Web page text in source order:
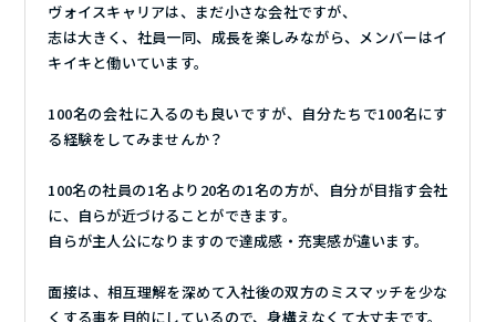
ヴォイスキャリアは、まだ小さな会社ですが、
志は大きく、社員一同、成長を楽しみながら、メンバーはイ
キイキと働いています。
100名の会社に入るのも良いですが、自分たちで100名にす
る経験をしてみませんか？
100名の社員の1名より20名の1名の方が、自分が目指す会社
に、自らが近づけることができます。
自らが主人公になりますので達成感・充実感が違います。
面接は、相互理解を深めて入社後の双方のミスマッチを少な
くする事を目的にしているので、身構えなくて大丈夫です。